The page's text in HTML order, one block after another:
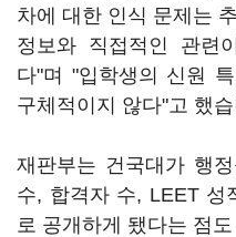
차에 대한 인식 문제는
정보와 직접적인 관
다"며 "입학생의 신원
구체적이지 않다"고 했
재판부는 건국대가 행
수, 합격자 수, LEET 성
로 공개하게 됐다는 점